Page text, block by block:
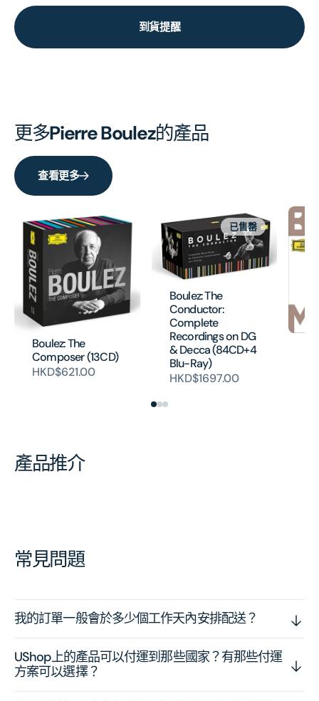
到貨提醒
更多Pierre Boulez的產品
查看更多
Boulez: The
Composer (13CD)
HKD$621.00
Boulez: The
Conductor:
Complete
Recordings on DG
& Decca (84CD+4
Blu-Ray)
HKD$1697.00
已售罄
產品推介
常見問題
我的訂單一般會於多少個工作天內安排配送？
UShop上的產品可以付運到那些國家？有那些付運
方案可以選擇？